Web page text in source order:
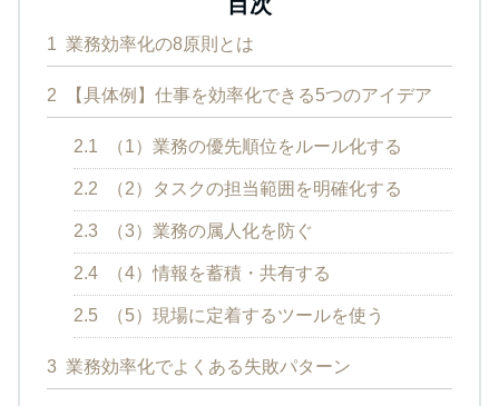
1 業務効率化の8原則とは
2 【具体例】仕事を効率化できる5つのアイデア
2.1 （1）業務の優先順位をルール化する
2.2 （2）タスクの担当範囲を明確化する
2.3 （3）業務の属人化を防ぐ
2.4 （4）情報を蓄積・共有する
2.5 （5）現場に定着するツールを使う
3 業務効率化でよくある失敗パターン